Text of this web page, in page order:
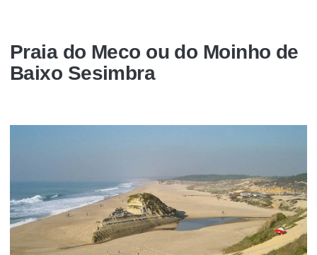
Praia do Meco ou do Moinho de
Baixo Sesimbra